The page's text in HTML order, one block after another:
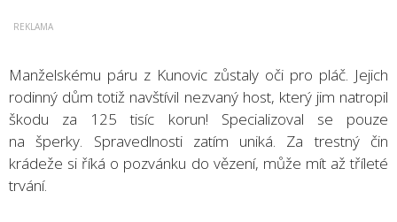
Manželskému páru z Kunovic zůstaly oči pro pláč. Jejich
rodinný dům totiž navštívil nezvaný host, který jim natropil
škodu za 125 tisíc korun! Specializoval se pouze
na šperky. Spravedlnosti zatím uniká. Za trestný čin
krádeže si říká o pozvánku do vězení, může mít až tříleté
trvání.